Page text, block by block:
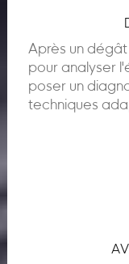
Après un
pour analyser
poser un
techniques